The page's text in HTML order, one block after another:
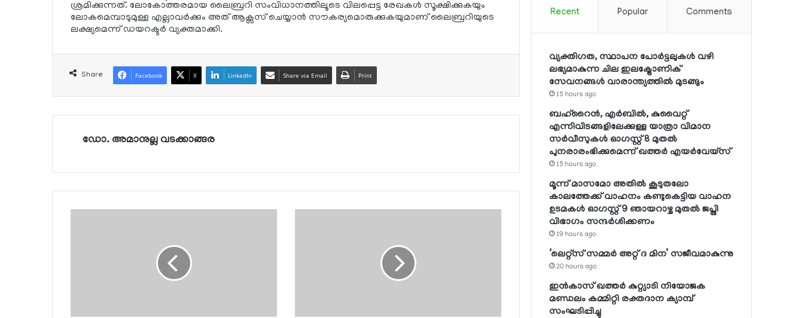
ശ്രമിക്കുന്നത്. ലോകോത്തരമായ ലൈബ്രറി സംവിധാനത്തിലൂടെ വിലപ്പെട്ട രേഖകള്‍ സൂക്ഷിക്കുകയും
ലോകമെമ്പാടുമുള്ള എല്ലാവര്‍ക്കും അത് ആക്സസ് ചെയ്യാന്‍ സൗകര്യമൊരുക്കുകയുമാണ് ലൈബ്രറിയുടെ
ലക്ഷ്യമെന്ന് ഡയറക്ടര്‍ വ്യക്തമാക്കി.
Share Facebook X LinkedIn Share via Email Print
ഡോ. അമാനുല്ല വടക്കാങ്ങര
Recent Popular Comments
വ്യക്തിഗത, സ്ഥാപന പോര്‍ട്ടലുകള്‍ വഴി
ലഭ്യമാകുന്ന ചില ഇലക്ട്രോണിക്
സേവനങ്ങള്‍ വാരാന്ത്യത്തില്‍ മുടങ്ങും
15 hours ago
ബഹ്റൈന്‍, എര്‍ബില്‍, കുവൈറ്റ്
എന്നിവിടങ്ങളിലേക്കുള്ള യാത്രാ വിമാന
സര്‍വീസുകള്‍ ഓഗസ്റ്റ് 8 മുതല്‍
പുനരാരംഭിക്കുമെന്ന് ഖത്തര്‍ എയര്‍വേയ്സ്
15 hours ago
മൂന്ന് മാസമോ അതില്‍ കൂടുതലോ
കാലത്തേക്ക് വാഹനം കണ്ടുകെട്ടിയ വാഹന
ഉടമകള്‍ ഓഗസ്റ്റ് 9 ഞായറാഴ്ച മുതല്‍ ജപ്തി
വിഭാഗം സന്ദര്‍ശിക്കണം
19 hours ago
‘ലെറ്റ്‌സ് സമ്മര്‍ അറ്റ് ദ മിന’ സജീവമാകുന്നു
20 hours ago
ഇന്‍കാസ് ഖത്തര്‍ കുറ്റ്യാടി നിയോജക
മണ്ഡലം കമ്മിറ്റി രക്തദാന ക്യാമ്പ്
സംഘടിപ്പിച്ചു